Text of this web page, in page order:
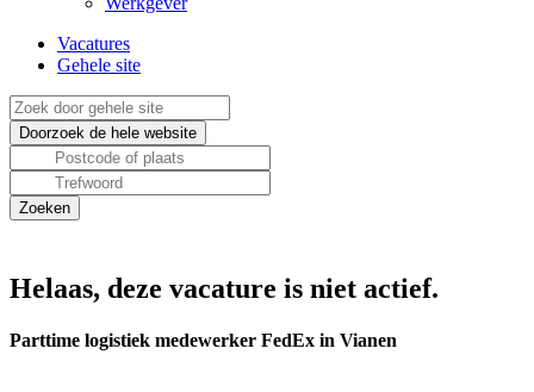
Vacatures
Gehele site
Helaas, deze vacature is niet actief.
Parttime logistiek medewerker FedEx in Vianen